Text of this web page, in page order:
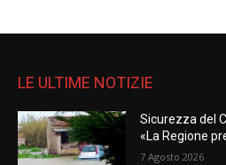
LE ULTIME NOTIZIE
Sicurezza del
«La Regione
7 Agosto 2026